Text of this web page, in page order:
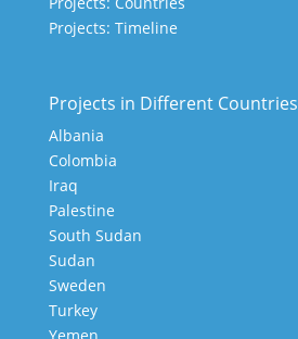
Projects: Timeline
Projects in Different Countries
Albania
Colombia
Iraq
Palestine
South Sudan
Sudan
Sweden
Turkey